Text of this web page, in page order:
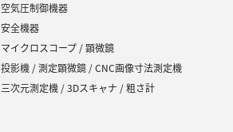
空気圧制御機器
安全機器
マイクロスコープ / 顕微鏡
投影機 / 測定顕微鏡 / CNC画像寸法測定機
三次元測定機 / 3Dスキャナ / 粗さ計